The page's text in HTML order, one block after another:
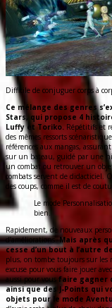
Difficile de conjuguer corps à
Ce mélange des genres
Stars, qui propose 4
Luffy et Toriko. Répétitifs et
des mêmes ressorts
références aux mangas,
sur un bateau, guidé par une
un combat ou retrouver un
combats servent de didacticiel.
des coups, comme il est de
Le mode
bien.
Rapidement, de nouveaux
d’améliorations.Mais après
cesse d’un bout à l’autre
plus, on tombe toujours sur les
excuse pour vous faire jouer
aussi pour vousfaire gagner
ainsi que des J-Points qui
objets pour le mode